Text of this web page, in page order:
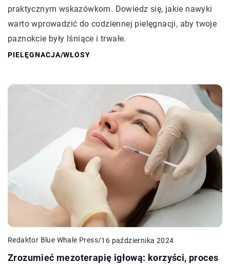
praktycznym wskazówkom. Dowiedz się, jakie nawyki
warto wprowadzić do codziennej pielęgnacji, aby twoje
paznokcie były lśniące i trwałe.
PIELĘGNACJA/WŁOSY
Redaktor Blue Whale Press/16 października 2024
Zrozumieć mezoterapię igłową: korzyści, proces